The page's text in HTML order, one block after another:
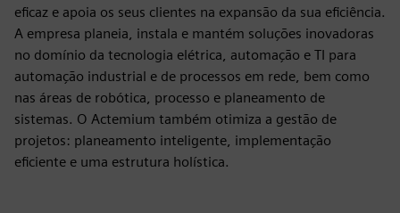
eficaz e apoia os seus clientes na expansão da sua eficiência.
A empresa planeia, instala e mantém soluções inovadoras
no domínio da tecnologia elétrica, automação e TI para
automação industrial e de processos em rede, bem como
nas áreas de robótica, processo e planeamento de
sistemas. O Actemium também otimiza a gestão de
projetos: planeamento inteligente, implementação
eficiente e uma estrutura holística.